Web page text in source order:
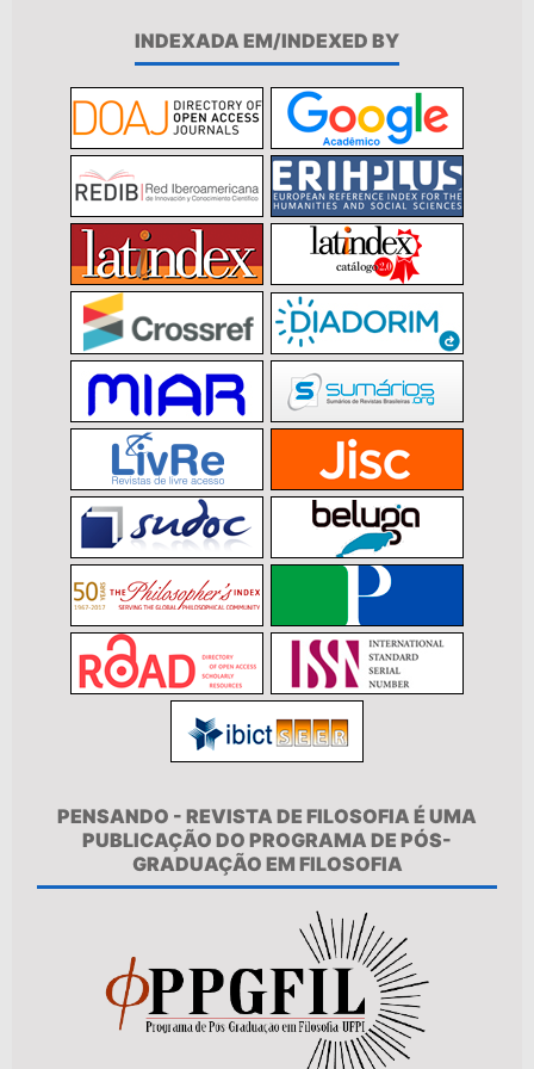
INDEXADA EM/INDEXED BY
PENSANDO - REVISTA DE FILOSOFIA É UMA
PUBLICAÇÃO DO PROGRAMA DE PÓS-
GRADUAÇÃO EM FILOSOFIA